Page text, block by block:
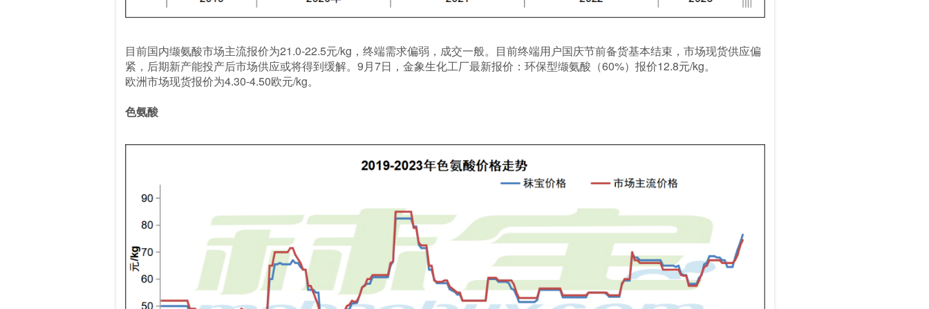
目前国内缬氨酸市场主流报价为21.0-22.5元/kg，终端需求偏弱，成交一般。目前终端用户国庆节前备货基本结束，市场现货供应偏
紧，后期新产能投产后市场供应或将得到缓解。9月7日，金象生化工厂最新报价：环保型缬氨酸（60%）报价12.8元/kg。
欧洲市场现货报价为4.30-4.50欧元/kg。
色氨酸